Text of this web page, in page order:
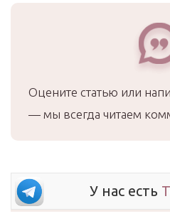
Оцените статью или
— мы всегда читаем
У нас есть